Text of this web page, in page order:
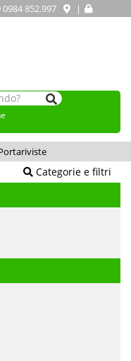
0984 852.997 |
Categorie e filtri